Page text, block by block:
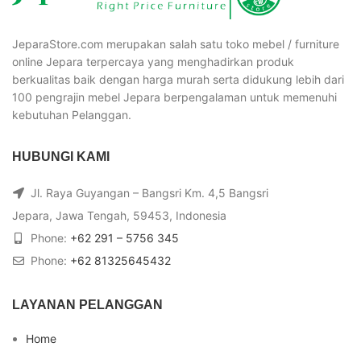
JeparaStore.com merupakan salah satu toko mebel / furniture
online Jepara terpercaya yang menghadirkan produk
berkualitas baik dengan harga murah serta didukung lebih dari
100 pengrajin mebel Jepara berpengalaman untuk memenuhi
kebutuhan Pelanggan.
HUBUNGI KAMI
Jl. Raya Guyangan – Bangsri Km. 4,5 Bangsri
Jepara, Jawa Tengah, 59453, Indonesia
Phone: +62 291 – 5756 345
Phone: +62 81325645432
LAYANAN PELANGGAN
Home